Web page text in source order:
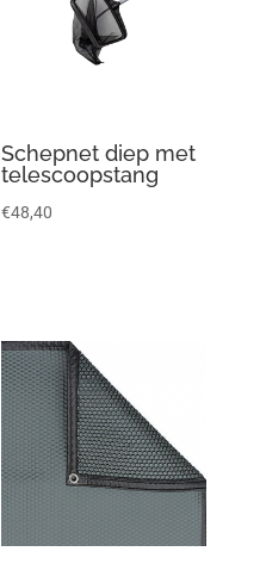
Schepnet diep met
telescoopstang
€48,40